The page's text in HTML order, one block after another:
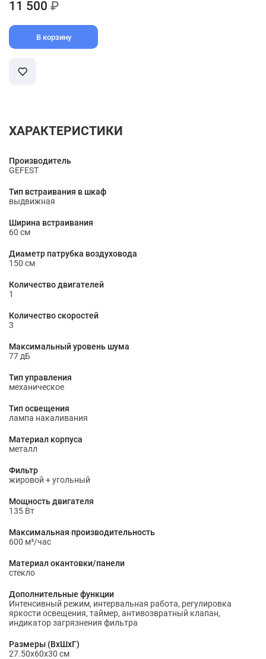
11 500 ₽
В корзину
ХАРАКТЕРИСТИКИ
Производитель
GEFEST
Тип встраивания в шкаф
выдвижная
Ширина встраивания
60 см
Диаметр патрубка воздуховода
150 cм
Количество двигателей
1
Количество скоростей
3
Максимальный уровень шума
77 дБ
Тип управления
механическое
Тип освещения
лампа накаливания
Материал корпуса
металл
Фильтр
жировой + угольный
Мощность двигателя
135 Вт
Максимальная производительность
600 м³/час
Материал окантовки/панели
стекло
Дополнительные функции
Интенсивный режим, интервальная работа, регулировка
яркости освещения, таймер, антивозвратный клапан,
индикатор загрязнения фильтра
Размеры (ВхШхГ)
27.50х60х30 см